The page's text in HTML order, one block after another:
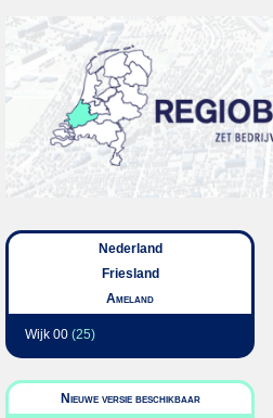
Nederland
Friesland
Ameland
Wijk 00 (25)
Nieuwe versie beschikbaar